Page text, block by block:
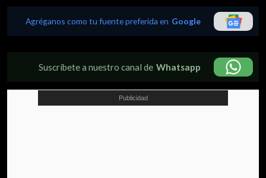
Agréganos como tu fuente preferida en Google
Suscríbete a nuestro canal de Whatsapp